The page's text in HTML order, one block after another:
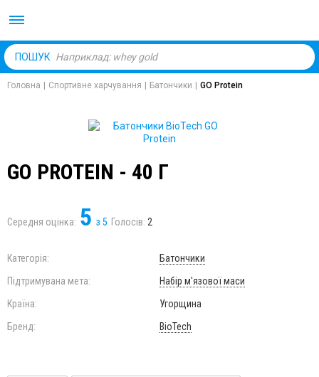
ПОШУК
Головна Спортивне харчування Батончики GO Protein
GO PROTEIN - 40 Г
Середня оцінка: 5 з 5 Голосів: 2
Категорія:
Батончики
Підтримувана мета:
Набір м'язової маси
Країна:
Угорщина
Бренд:
BioTech